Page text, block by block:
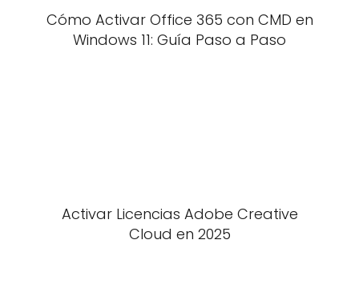
Cómo Activar Office 365 con CMD en
Windows 11: Guía Paso a Paso
Activar Licencias Adobe Creative
Cloud en 2025